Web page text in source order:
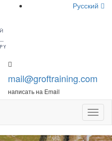
Русский
mail@groftraining.com
написать на Email
меню